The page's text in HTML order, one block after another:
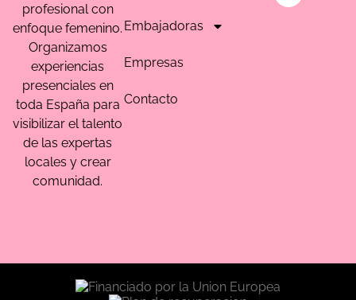
profesional con
enfoque femenino.
Organizamos
experiencias
presenciales en
toda España para
visibilizar el talento
de las expertas
locales y crear
comunidad.
Embajadoras
Empresas
Contacto